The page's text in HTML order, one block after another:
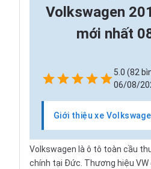
Volkswagen
mới nhất
5.0 (82
06/08/
Giới thiệu xe
Volkswagen là ô tô toàn cầu
chính tại Đức. Thương hiệu